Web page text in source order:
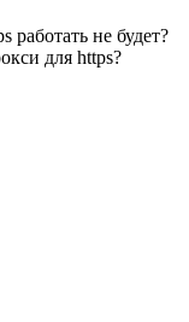
не будет?
для https?